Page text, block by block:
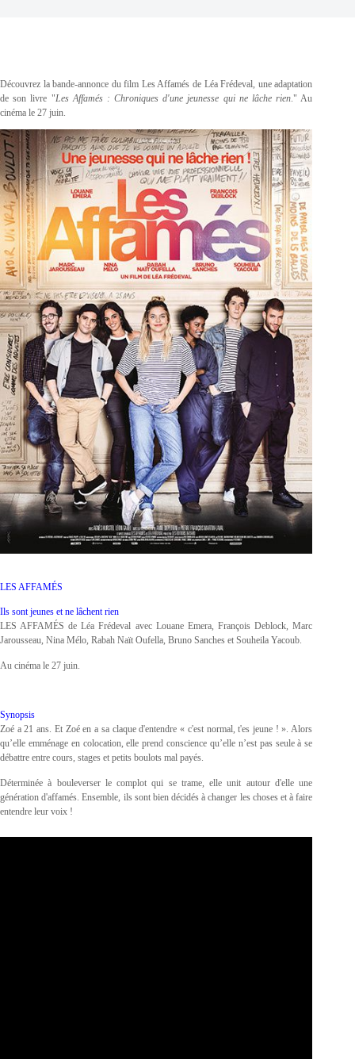
Découvrez la bande-annonce du film Les Affamés de Léa Frédeval, une adaptation
de son livre "Les Affamés : Chroniques d'une jeunesse qui ne lâche rien." Au
cinéma le 27 juin.
LES AFFAMÉS
Ils sont jeunes et ne lâchent rien
LES AFFAMÉS de Léa Frédeval avec Louane Emera, François Deblock, Marc
Jarousseau, Nina Mélo, Rabah Naït Oufella, Bruno Sanches et Souheila Yacoub.
Au cinéma le 27 juin.
Synopsis
Zoé a 21 ans. Et Zoé en a sa claque d'entendre « c'est normal, t'es jeune ! ». Alors
qu’elle emménage en colocation, elle prend conscience qu’elle n’est pas seule à se
débattre entre cours, stages et petits boulots mal payés.
Déterminée à bouleverser le complot qui se trame, elle unit autour d'elle une
génération d'affamés. Ensemble, ils sont bien décidés à changer les choses et à faire
entendre leur voix !